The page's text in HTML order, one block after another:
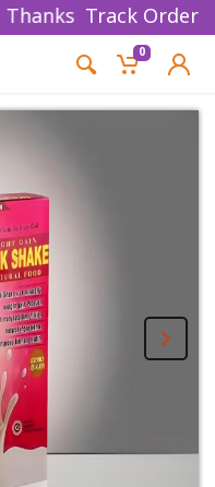
for shopping!Track Order
0